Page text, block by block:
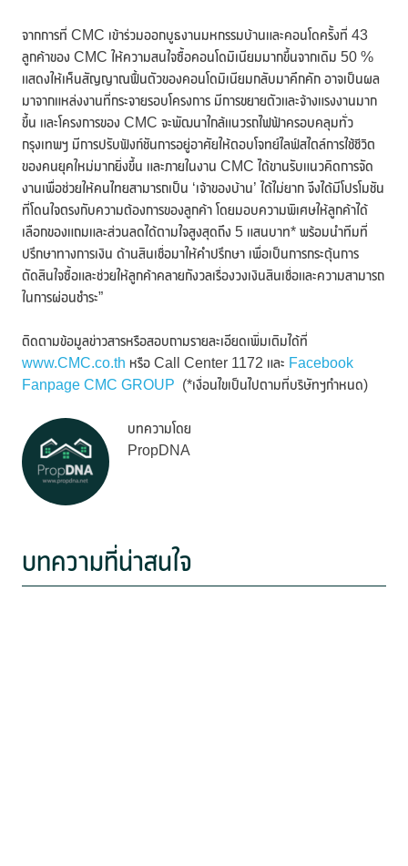
จากการที่ CMC เข้าร่วมออกบูธงานมหกรรมบ้านและคอนโดครั้งที่ 43
ลูกค้าของ CMC ให้ความสนใจซื้อคอนโดมิเนียมมากขึ้นจากเดิม 50 %
แสดงให้เห็นสัญญาณฟื้นตัวของคอนโดมิเนียมกลับมาคึกคัก อาจเป็นผล
มาจากแหล่งงานที่กระจายรอบโครงการ มีการขยายตัวและจ้างแรงงานมาก
ขึ้น และโครงการของ CMC จะพัฒนาใกล้แนวรถไฟฟ้าครอบคลุมทั่ว
กรุงเทพฯ มีการปรับฟังก์ชันการอยู่อาศัยให้ตอบโจทย์ไลฟ์สไตล์การใช้ชีวิต
ของคนยุคใหม่มากยิ่งขึ้น และภายในงาน CMC ได้ขานรับแนวคิดการจัด
งานเพื่อช่วยให้คนไทยสามารถเป็น ‘เจ้าของบ้าน’ ได้ไม่ยาก จึงได้มีโปรโมชัน
ที่โดนใจตรงกับความต้องการของลูกค้า โดยมอบความพิเศษให้ลูกค้าได้
เลือกของแถมและส่วนลดได้ตามใจสูงสุดถึง 5 แสนบาท* พร้อมนำทีมที่
ปรึกษาทางการเงิน ด้านสินเชื่อมาให้คำปรึกษา เพื่อเป็นการกระตุ้นการ
ตัดสินใจซื้อและช่วยให้ลูกค้าคลายกังวลเรื่องวงเงินสินเชื่อและความสามารถ
ในการผ่อนชำระ”
ติดตามข้อมูลข่าวสารหรือสอบถามรายละเอียดเพิ่มเติมได้ที่
www.CMC.co.th หรือ Call Center 1172 และ Facebook
Fanpage CMC GROUP (*เงื่อนไขเป็นไปตามที่บริษัทฯกำหนด)
บทความโดย
PropDNA
บทความที่น่าสนใจ